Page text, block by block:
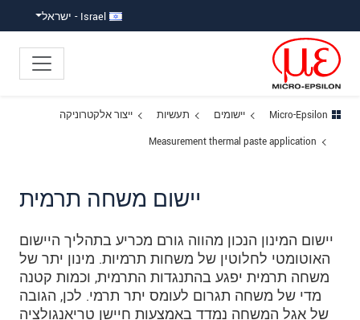
Israel - ישראל
Micro-Epsilon יישומים תעשיות
ייצור אלקטרוניקה
Measurement thermal paste application
יישום משחה תרמית
יישום המינון הנכון מהווה גורם מכריע בתהליך היישום
האוטומטי לחלוטין של משחות תרמיות. מינון יתר של
משחה תרמית יפגע בהתנגדות התרמית, וכמות קטנה
מדי של משחה תגרום לעומס יתר תרמי. לכן, הגובה
של אגל המשחה נמדד באמצעות חיישן טריאנגולציה